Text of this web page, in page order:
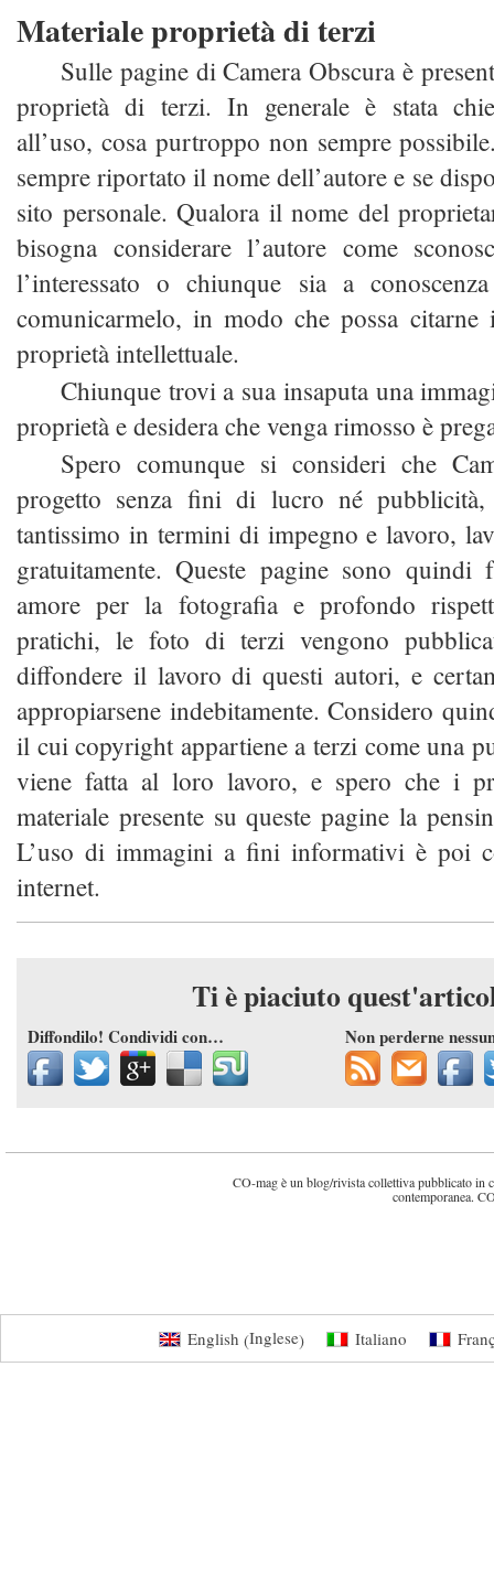
Materiale proprietà di terzi
Sulle pagine di Camera Obscura è
proprietà di terzi. In generale è stata
all’uso, cosa purtroppo non sempre
sempre riportato il nome dell’autore e se
sito personale. Qualora il nome del
bisogna considerare l’autore come
l’interessato o chiunque sia a
comunicarmelo, in modo che possa
proprietà intellettuale.
Chiunque trovi a sua insaputa una
proprietà e desidera che venga rimosso è
Spero comunque si consideri che
progetto senza fini di lucro né
tantissimo in termini di impegno e lavoro,
gratuitamente. Queste pagine sono
amore per la fotografia e profondo
pratichi, le foto di terzi vengono
diffondere il lavoro di questi autori, e
appropiarsene indebitamente. Considero
il cui copyright appartiene a terzi come una
viene fatta al loro lavoro, e spero che i
materiale presente su queste pagine la
L’uso di immagini a fini informativi è poi
internet.
Ti è piaciuto
Diffondilo! Condividi con… Non perderne
CO-mag è un blog/rivista collettiva pubblicato in
contemporanea.
English (Inglese) Italiano